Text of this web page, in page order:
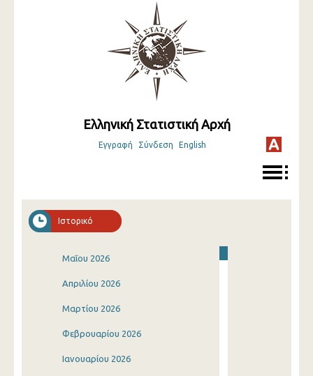
Ελληνική Στατιστική Αρχή
Εγγραφή Σύνδεση English
Ιστορικό
Μαΐου 2026
Απριλίου 2026
Μαρτίου 2026
Φεβρουαρίου 2026
Ιανουαρίου 2026